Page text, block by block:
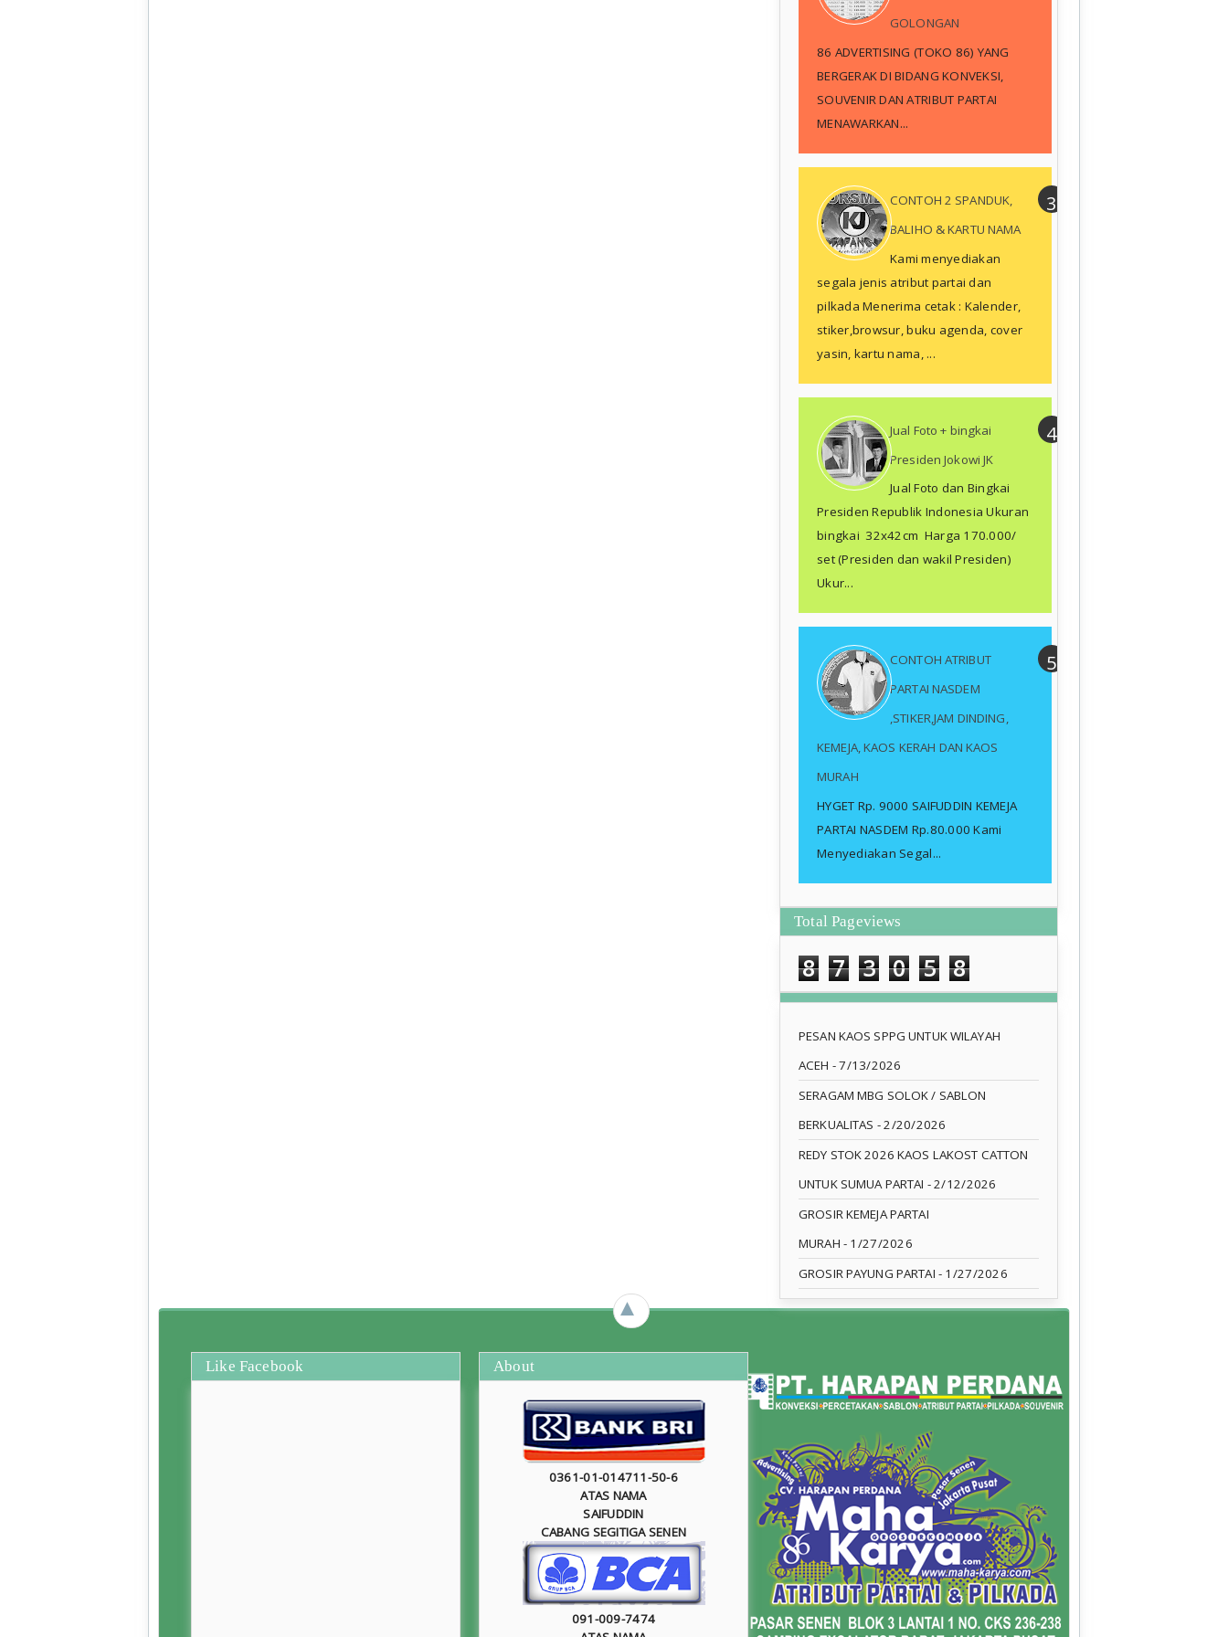
GOLONGAN
86 ADVERTISING (TOKO 86) YANG
BERGERAK DI BIDANG KONVEKSI,
SOUVENIR DAN ATRIBUT PARTAI
MENAWARKAN...
CONTOH 2 SPANDUK,
BALIHO & KARTU NAMA
Kami menyediakan
segala jenis atribut partai dan
pilkada Menerima cetak : Kalender,
stiker,browsur, buku agenda, cover
yasin, kartu nama, ...
Jual Foto + bingkai
Presiden Jokowi JK
Jual Foto dan Bingkai
Presiden Republik Indonesia Ukuran
bingkai 32x42cm Harga 170.000/
set (Presiden dan wakil Presiden)
Ukur...
CONTOH ATRIBUT
PARTAI NASDEM
,STIKER,JAM DINDING,
KEMEJA, KAOS KERAH DAN KAOS
MURAH
HYGET Rp. 9000 SAIFUDDIN KEMEJA
PARTAI NASDEM Rp.80.000 Kami
Menyediakan Segal...
Total Pageviews
8 7 3 0 5 8
PESAN KAOS SPPG UNTUK WILAYAH
ACEH - 7/13/2026
SERAGAM MBG SOLOK / SABLON
BERKUALITAS - 2/20/2026
REDY STOK 2026 KAOS LAKOST CATTON
UNTUK SUMUA PARTAI - 2/12/2026
GROSIR KEMEJA PARTAI
MURAH - 1/27/2026
GROSIR PAYUNG PARTAI - 1/27/2026
►
Like Facebook About
0361-01-014711-50-6
ATAS NAMA
SAIFUDDIN
CABANG SEGITIGA SENEN
091-009-7474